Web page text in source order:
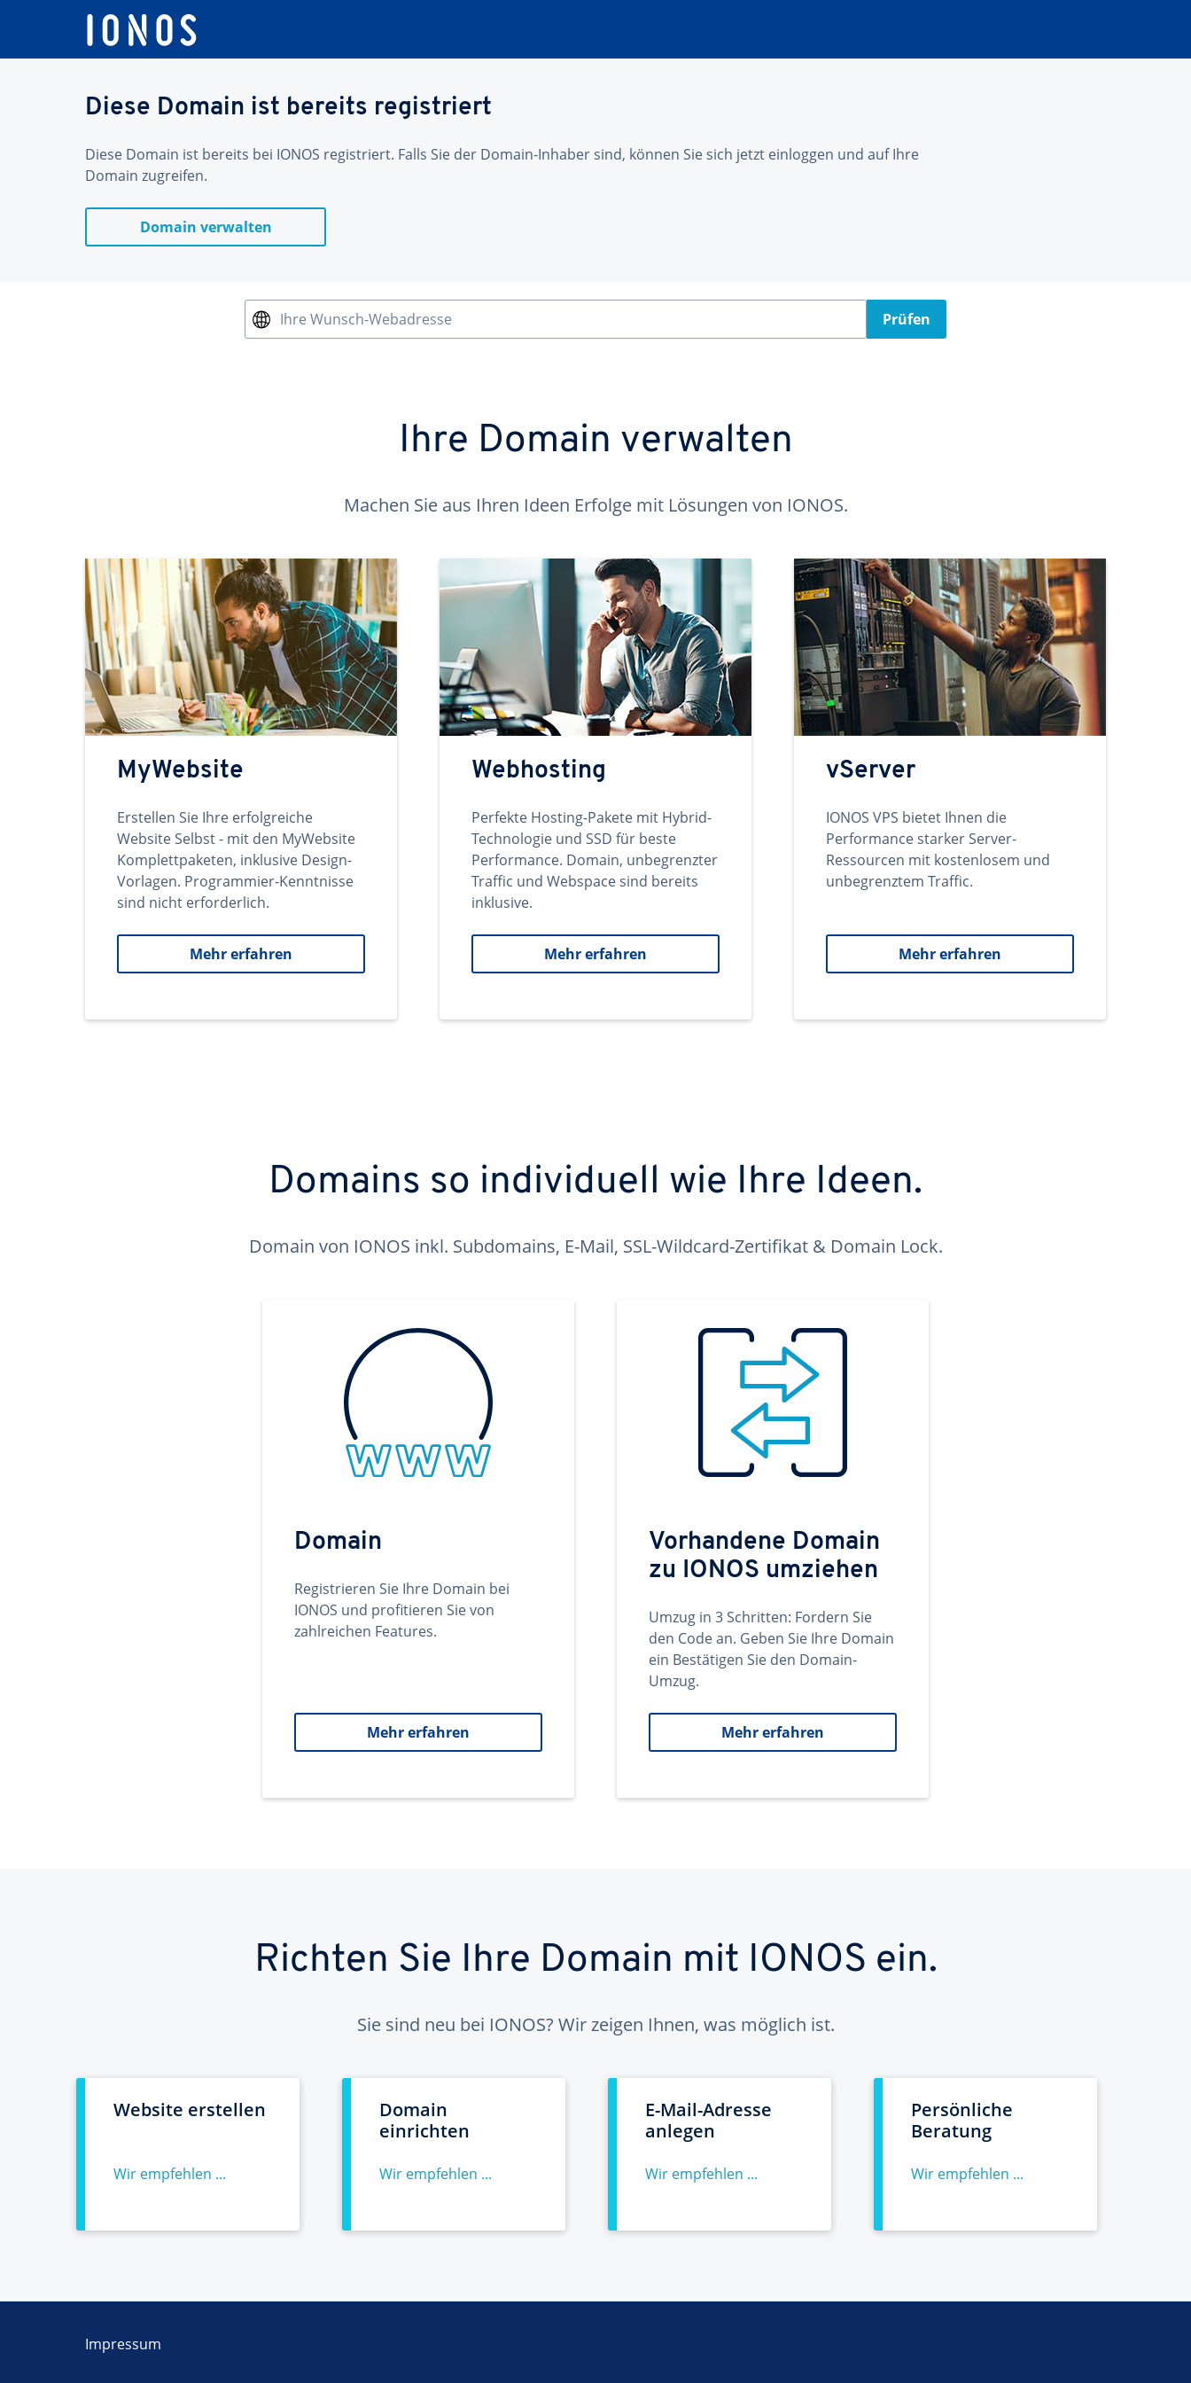
Diese Domain ist bereits registriert
Diese Domain ist bereits bei IONOS registriert. Falls Sie der Domain-Inhaber sind, können Sie sich jetzt einloggen und auf Ihre
Domain zugreifen.
Domain verwalten
Ihre Wunsch-Webadresse Prüfen
Ihre Domain verwalten
Machen Sie aus Ihren Ideen Erfolge mit Lösungen von IONOS.
MyWebsite
Erstellen Sie Ihre erfolgreiche
Website Selbst - mit den MyWebsite
Komplettpaketen, inklusive Design-
Vorlagen. Programmier-Kenntnisse
sind nicht erforderlich.
Mehr erfahren
Webhosting
Perfekte Hosting-Pakete mit Hybrid-
Technologie und SSD für beste
Performance. Domain, unbegrenzter
Traffic und Webspace sind bereits
inklusive.
Mehr erfahren
vServer
IONOS VPS bietet Ihnen die
Performance starker Server-
Ressourcen mit kostenlosem und
unbegrenztem Traffic.
Mehr erfahren
Domains so individuell wie Ihre Ideen.
Domain von IONOS inkl. Subdomains, E-Mail, SSL-Wildcard-Zertifikat & Domain Lock.
Domain
Registrieren Sie Ihre Domain bei
IONOS und profitieren Sie von
zahlreichen Features.
Mehr erfahren
Vorhandene Domain
zu IONOS umziehen
Umzug in 3 Schritten: Fordern Sie
den Code an. Geben Sie Ihre Domain
ein Bestätigen Sie den Domain-
Umzug.
Mehr erfahren
Richten Sie Ihre Domain mit IONOS ein.
Sie sind neu bei IONOS? Wir zeigen Ihnen, was möglich ist.
Website erstellen
Wir empfehlen ...
Domain
einrichten
Wir empfehlen ...
E-Mail-Adresse
anlegen
Wir empfehlen ...
Persönliche
Beratung
Wir empfehlen ...
Impressum